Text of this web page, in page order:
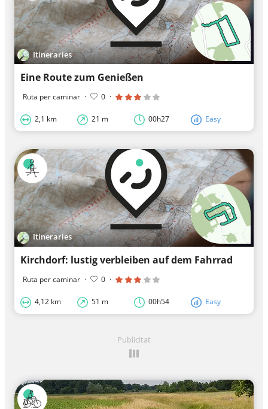
Itineraries
Eine Route zum Genießen
Ruta per caminar · 0 ·
2,1 km 21 m 00h27 Easy
Itineraries
Kirchdorf: lustig verbleiben auf dem Fahrrad
Ruta per caminar · 0 ·
4,12 km 51 m 00h54 Easy
Publicitat